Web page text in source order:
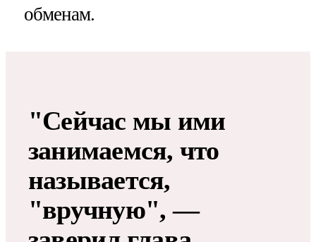
обменам.
"Сейчас мы ими
занимаемся, что
называется,
"вручную", —